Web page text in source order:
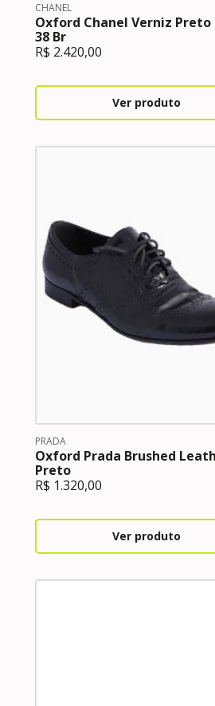
CHANEL
Oxford Chanel Verniz Preto
38 Br
R$ 2.420,00
Ver produto
PRADA
Oxford Prada Brushed
Preto
R$ 1.320,00
Ver produto